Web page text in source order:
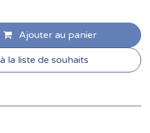
Ajouter au panier
la liste de souhaits